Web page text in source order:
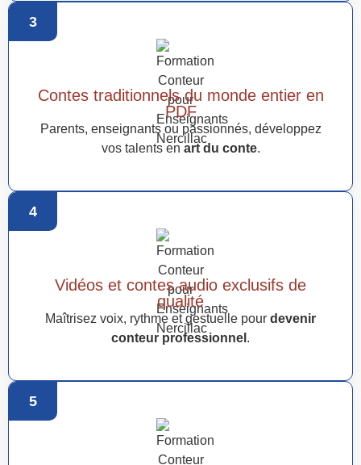
3
Contes traditionnels du monde entier en
PDF
Parents, enseignants ou passionnés, développez
vos talents en art du conte.
4
Vidéos et contes audio exclusifs de
qualité
Maîtrisez voix, rythme et gestuelle pour devenir
conteur professionnel .
5